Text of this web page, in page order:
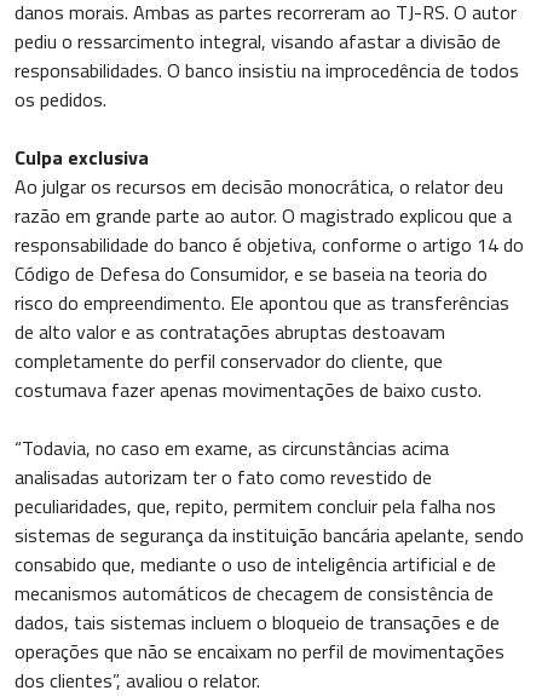
danos morais. Ambas as partes recorreram ao TJ-RS. O autor
pediu o ressarcimento integral, visando afastar a divisão de
responsabilidades. O banco insistiu na improcedência de todos
os pedidos.
Culpa exclusiva
Ao julgar os recursos em decisão monocrática, o relator deu
razão em grande parte ao autor. O magistrado explicou que a
responsabilidade do banco é objetiva, conforme o artigo 14 do
Código de Defesa do Consumidor, e se baseia na teoria do
risco do empreendimento. Ele apontou que as transferências
de alto valor e as contratações abruptas destoavam
completamente do perfil conservador do cliente, que
costumava fazer apenas movimentações de baixo custo.
“Todavia, no caso em exame, as circunstâncias acima
analisadas autorizam ter o fato como revestido de
peculiaridades, que, repito, permitem concluir pela falha nos
sistemas de segurança da instituição bancária apelante, sendo
consabido que, mediante o uso de inteligência artificial e de
mecanismos automáticos de checagem de consistência de
dados, tais sistemas incluem o bloqueio de transações e de
operações que não se encaixam no perfil de movimentações
dos clientes”, avaliou o relator.